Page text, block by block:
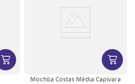
MAIS INFORMAÇÕES DOVER
Mochila Costas Média Capivara